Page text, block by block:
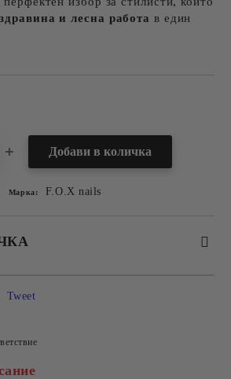
и лесна работа в един
Марка: F.O.X nails
Tweet